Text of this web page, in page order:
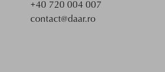
+40 720 004 007
contact@daar.ro